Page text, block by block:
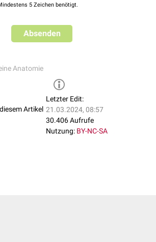
submentale)
5 Zeichen benötigt.
Absenden
Anatomie
Artikel
Letzter Edit:
21.03.2024, 08:57
30.406 Aufrufe
Nutzung: BY-NC-SA